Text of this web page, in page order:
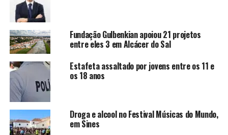
Fundação Gulbenkian apoiou 21 projetos
entre eles 3 em Alcácer do Sal
Estafeta assaltado por jovens entre os 11 e
os 18 anos
Droga e alcool no Festival Músicas do Mundo,
em Sines